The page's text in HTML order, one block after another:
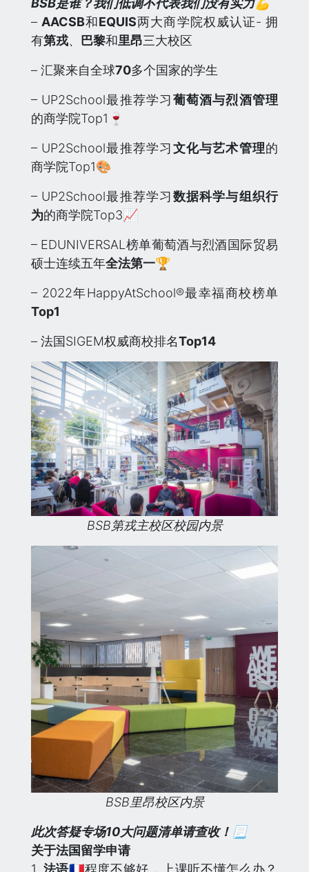
BSB是谁？我们低调不代表我们没有实力💪
– AACSB和EQUIS两大商学院权威认证- 拥
有第戎、 巴黎和里昂三大校区
– 汇聚来自全球70多个国家的学生
– UP2School最推荐学习葡萄酒与烈酒管理
的商学院Top1🍷
– UP2School最推荐学习文化与艺术管理的
商学院Top1🎨
– UP2School最推荐学习数据科学与组织行
为的商学院Top3📈
– EDUNIVERSAL榜单葡萄酒与烈酒国际贸易
硕士连续五年全法第一🏆
– 2022年HappyAtSchool®最幸福商校榜单
Top1
– 法国SIGEM权威商校排名Top14
BSB第戎主校区校园内景
BSB里昂校区内景
此次答疑专场10大问题清单请查收！📃
关于法国留学申请
1. 法语🇫🇷程度不够好，上课听不懂怎么办？